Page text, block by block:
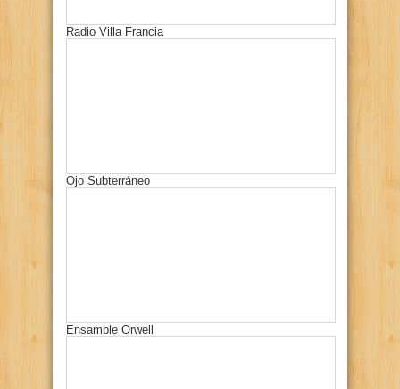
Radio Villa Francia
Ojo Subterráneo
Ensamble Orwell